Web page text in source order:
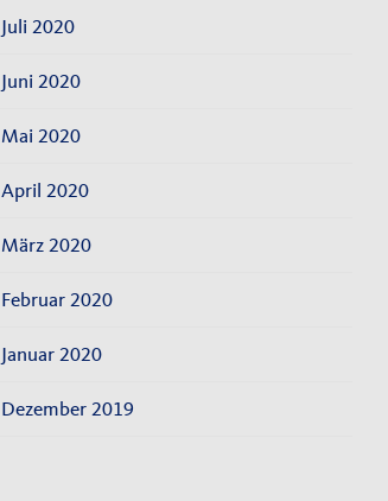
Juli 2020
Juni 2020
Mai 2020
April 2020
März 2020
Februar 2020
Januar 2020
Dezember 2019